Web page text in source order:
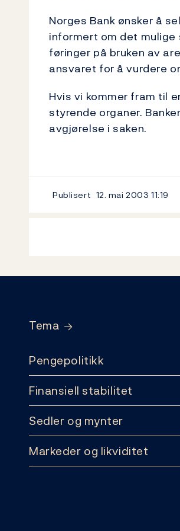
Norges Bank ønsker å
informert om det mulige
føringer på bruken av
ansvaret for å vurdere
Hvis vi kommer fram til
styrende organer.
avgjørelse i saken.
Publisert 12. mai 2003 11:19
Tema
Pengepolitikk
Finansiell stabilitet
Sedler og mynter
Markeder og likviditet